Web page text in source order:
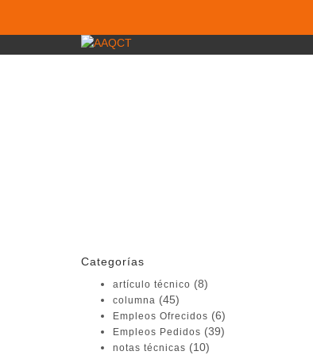
Categorías
artículo técnico (8)
columna (45)
Empleos Ofrecidos (6)
Empleos Pedidos (39)
notas técnicas (10)